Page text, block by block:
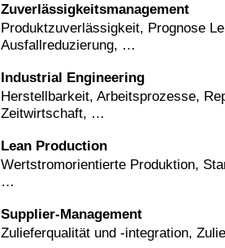
Zuverlässigkeitsmanagement
Produktzuverlässigkeit, Prognose
Ausfallreduzierung, …
Industrial Engineering
Herstellbarkeit, Arbeitsprozesse,
Zeitwirtschaft, …
Lean Production
Wertstromorientierte Produktion,
Supplier-Management
Zulieferqualität und -integration,